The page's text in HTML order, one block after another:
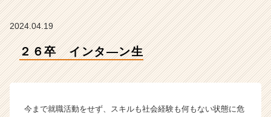
企
業
ら
カ
2024.04.19
２６卒 インタ―ン生
今まで就職活動をせず、スキルも社会経験も何もない状態に危